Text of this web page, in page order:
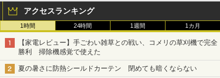
アクセスランキング
1時間 24時間 1週間 1カ月
【家電レビュー】手ごわい雑草との戦い、コメリの草刈機で完全
勝利 掃除機感覚で使えた
夏の暑さに防熱シールドカーテン 閉めても暗くならない